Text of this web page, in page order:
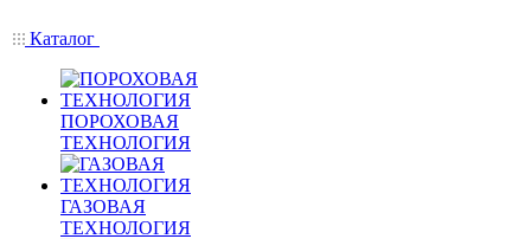
Каталог
ПОРОХОВАЯ
ТЕХНОЛОГИЯ
ГАЗОВАЯ
ТЕХНОЛОГИЯ